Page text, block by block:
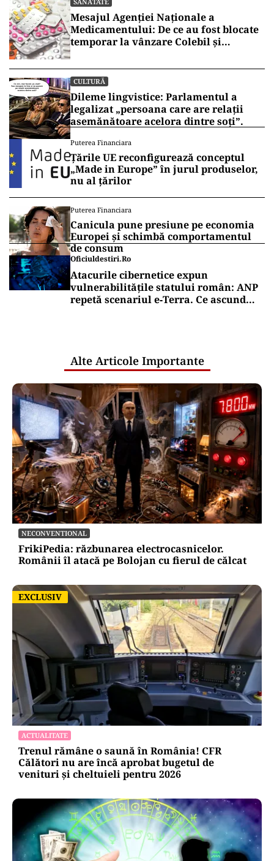
Mesajul Agenției Naționale a
Medicamentului: De ce au fost blocate
temporar la vânzare Colebil și
CULTURĂ
Dileme lingvistice: Parlamentul a
legalizat „persoana care are relații
asemănătoare acelora dintre soți”.
Puterea Financiara
Țările UE reconfigurează conceptul
„Made in Europe” în jurul produselor,
nu al țărilor
Puterea Financiara
Canicula pune presiune pe economia
Europei și schimbă comportamentul
de consum
Oficiuldestiri.ro
Atacurile cibernetice expun
vulnerabilitățile statului român: ANP
repetă scenariul e‑Terra. Ce ascund
Alte Articole Importante
NECONVENTIONAL
FrikiPedia: răzbunarea electrocasnicelor.
Românii îl atacă pe Bolojan cu fierul de călcat
EXCLUSIV
EXCLUSIV
ACTUALITATE
Trenul rămâne o saună în România! CFR
Călători nu are încă aprobat bugetul de
venituri și cheltuieli pentru 2026